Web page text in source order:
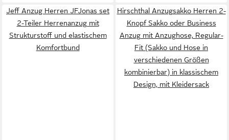
Jeff Anzug Herren JFJonas set
2-Teiler Herrenanzug mit
Strukturstoff und elastischem
Komfortbund
Hirschthal Anzugsakko Herren 2-
Knopf Sakko oder Business
Anzug mit Anzughose, Regular-
Fit (Sakko und Hose in
verschiedenen Größen
kombinierbar) in klassischem
Design, mit Kleidersack